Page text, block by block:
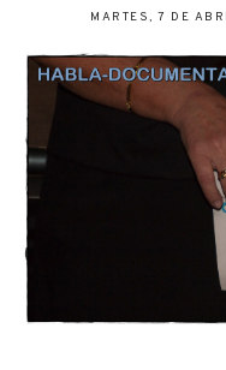
MARTES, 7 DE